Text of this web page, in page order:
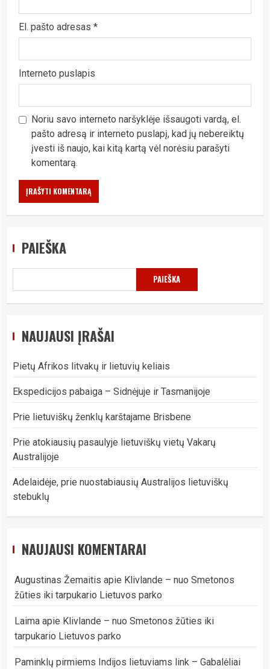
El. pašto adresas *
Interneto puslapis
Noriu savo interneto naršyklėje išsaugoti vardą, el.
pašto adresą ir interneto puslapį, kad jų nebereiktų
įvesti iš naujo, kai kitą kartą vėl norėsiu parašyti
komentarą.
PAIEŠKA
PAIEŠKA
NAUJAUSI ĮRAŠAI
Pietų Afrikos litvakų ir lietuvių keliais
Ekspedicijos pabaiga – Sidnėjuje ir Tasmanijoje
Prie lietuviškų ženklų karštajame Brisbene
Prie atokiausių pasaulyje lietuviškų vietų Vakarų
Australijoje
Adelaidėje, prie nuostabiausių Australijos lietuviškų
stebuklų
NAUJAUSI KOMENTARAI
Augustinas Žemaitis apie Klivlande – nuo Smetonos
žūties iki tarpukario Lietuvos parko
Laima apie Klivlande – nuo Smetonos žūties iki
tarpukario Lietuvos parko
Paminklų pirmiems Indijos lietuviams link – Gabalėliai